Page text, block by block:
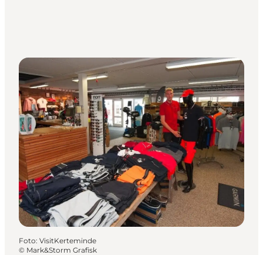
Foto: VisitKerteminde
© Mark&Storm Grafisk